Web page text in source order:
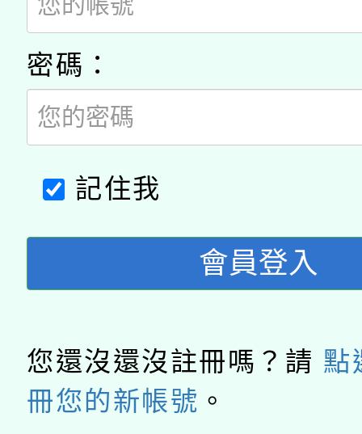
「數位內容與教學軟體
pilot」
有關大陸委員會函釋公
薪期間赴陸應申請許可
轉知經濟部水利署委託
業技術研究院辦理「
用水績優單位及節水達
動」
115年8月22日(星期六
桃園市孔廟祈福系列
開 智慧啟航」
2026年桃園地景藝術
密碼：
記住我
會員登入
您還沒還沒註冊嗎？請 點
冊您的新帳號 。